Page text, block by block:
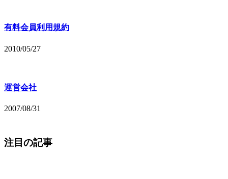
有料会員利用規約
2010/05/27
運営会社
2007/08/31
注目の記事